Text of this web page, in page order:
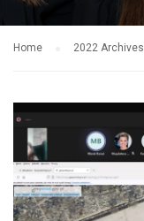
Home 2022 Archives